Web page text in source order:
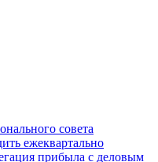
совета
ежеквартально
прибыла с деловым